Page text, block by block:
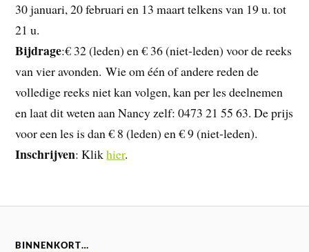
30 januari, 20 februari en 13 maart telkens van 19 u. tot
21 u.
Bijdrage:€ 32 (leden) en € 36 (niet-leden) voor de reeks
van vier avonden. Wie om één of andere reden de
volledige reeks niet kan volgen, kan per les deelnemen
en laat dit weten aan Nancy zelf: 0473 21 55 63. De prijs
voor een les is dan € 8 (leden) en € 9 (niet-leden).
Inschrijven: Klikhier.
BINNENKORT…